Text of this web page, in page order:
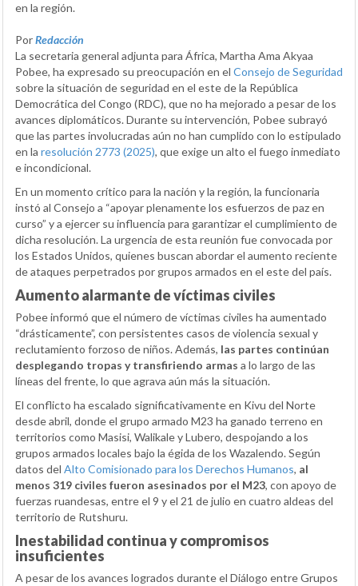
en la región.
PorRedacción
La secretaria general adjunta para África, Martha Ama Akyaa
Pobee, ha expresado su preocupación en el Consejo de Seguridad
sobre la situación de seguridad en el este de la República
Democrática del Congo (RDC), que no ha mejorado a pesar de los
avances diplomáticos. Durante su intervención, Pobee subrayó
que las partes involucradas aún no han cumplido con lo estipulado
en la resolución 2773 (2025), que exige un alto el fuego inmediato
e incondicional.
En un momento crítico para la nación y la región, la funcionaria
instó al Consejo a “apoyar plenamente los esfuerzos de paz en
curso” y a ejercer su influencia para garantizar el cumplimiento de
dicha resolución. La urgencia de esta reunión fue convocada por
los Estados Unidos, quienes buscan abordar el aumento reciente
de ataques perpetrados por grupos armados en el este del país.
Aumento alarmante de víctimas civiles
Pobee informó que el número de víctimas civiles ha aumentado
“drásticamente”, con persistentes casos de violencia sexual y
reclutamiento forzoso de niños. Además, las partes continúan
desplegando tropas y transfiriendo armas a lo largo de las
líneas del frente, lo que agrava aún más la situación.
El conflicto ha escalado significativamente en Kivu del Norte
desde abril, donde el grupo armado M23 ha ganado terreno en
territorios como Masisi, Walikale y Lubero, despojando a los
grupos armados locales bajo la égida de los Wazalendo. Según
datos del Alto Comisionado para los Derechos Humanos, al
menos 319 civiles fueron asesinados por el M23, con apoyo de
fuerzas ruandesas, entre el 9 y el 21 de julio en cuatro aldeas del
territorio de Rutshuru.
Inestabilidad continua y compromisos
insuficientes
A pesar de los avances logrados durante el Diálogo entre Grupos